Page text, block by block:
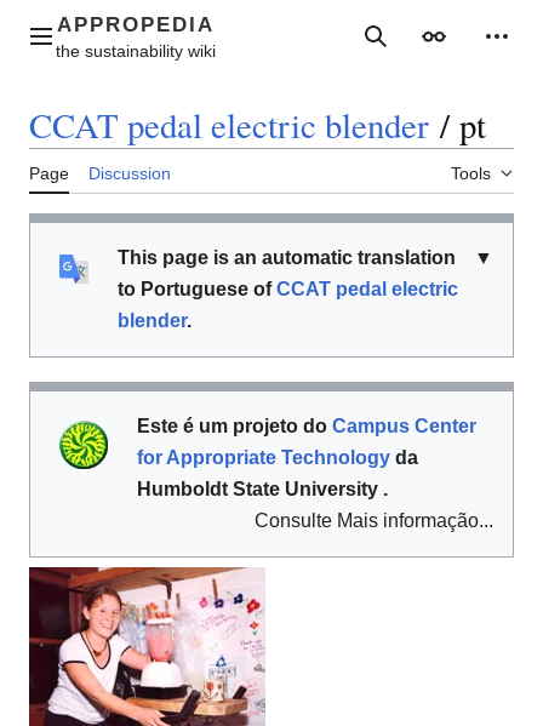
contentMain menu SearchAppearance
CCAT pedal electric blender / pt
Page Discussion Tools
▼
This page is an automatic translation
to Portuguese ofCCAT pedal electric
blender.
Este é um projeto do Campus Center
for Appropriate Technology da
Humboldt State University .
Consulte Mais informação...